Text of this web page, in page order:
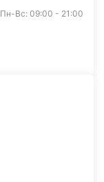
Пн-Вс: 09:00 - 21:00